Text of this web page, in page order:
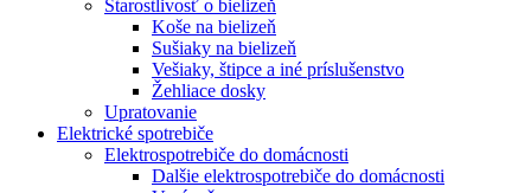
Starostlivosť o bielizeň
Koše na bielizeň
Sušiaky na bielizeň
Vešiaky, štipce a iné príslušenstvo
Žehliace dosky
Upratovanie
Elektrické spotrebiče
Elektrospotrebiče do domácnosti
Dalšie elektrospotrebiče do domácnosti